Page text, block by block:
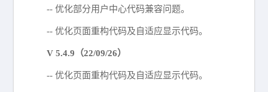
-- 优化部分用户中心代码兼容问题。
-- 优化页面重构代码及自适应显示代码。
V 5.4.9（22/09/26）
-- 优化页面重构代码及自适应显示代码。